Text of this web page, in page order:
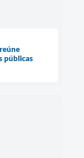
públicas